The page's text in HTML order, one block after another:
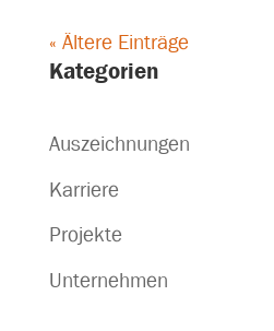
« Ältere Einträge
Kategorien
Auszeichnungen
Karriere
Projekte
Unternehmen